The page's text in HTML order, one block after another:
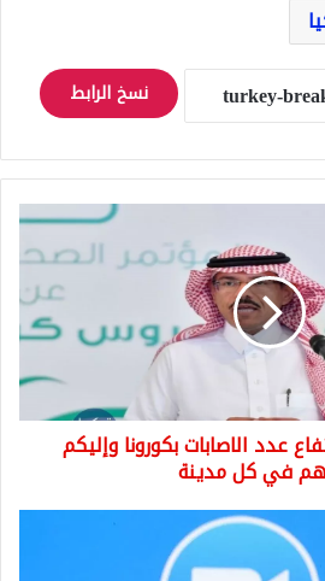
نسخ الرابط
عدد الاصابات بكورونا وإليكم
في كل مدينة